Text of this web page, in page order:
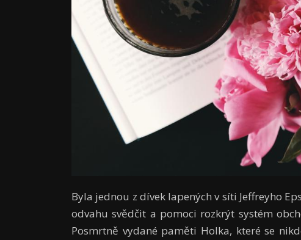
Byla jednou z dívek lapených v síti Jeffreyho
odvahu svědčit a pomoci rozkrýt systém
Posmrtně vydané paměti Holka, které se